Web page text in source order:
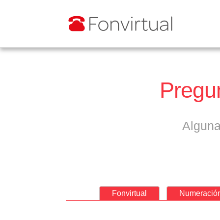
Fonvirtual